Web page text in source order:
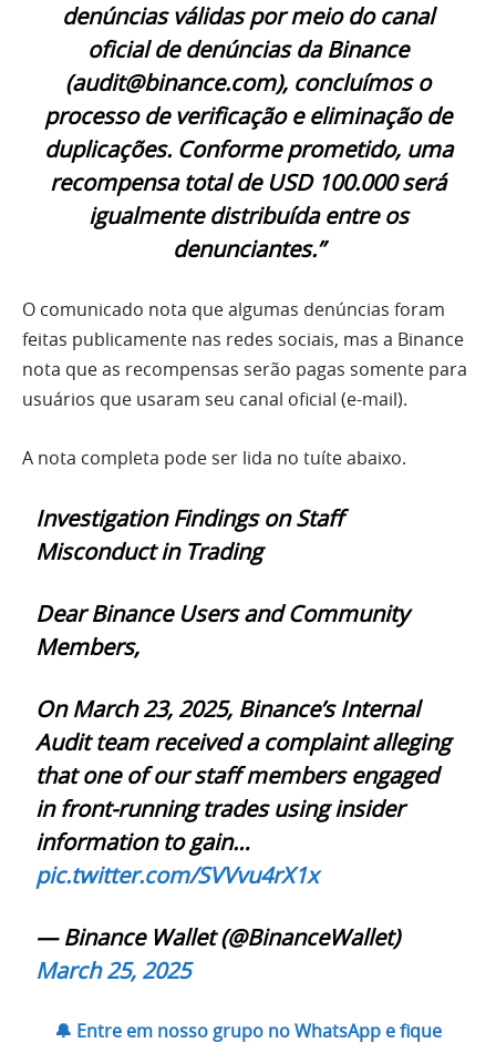
denúncias válidas por meio do canal
oficial de denúncias da Binance
(audit@binance.com), concluímos o
processo de verificação e eliminação de
duplicações. Conforme prometido, uma
recompensa total de USD 100.000 será
igualmente distribuída entre os
denunciantes.”
O comunicado nota que algumas denúncias foram
feitas publicamente nas redes sociais, mas a Binance
nota que as recompensas serão pagas somente para
usuários que usaram seu canal oficial (e-mail).
A nota completa pode ser lida no tuíte abaixo.
Investigation Findings on Staff
Misconduct in Trading
Dear Binance Users and Community
Members,
On March 23, 2025, Binance’s Internal
Audit team received a complaint alleging
that one of our staff members engaged
in front-running trades using insider
information to gain…
pic.twitter.com/SVVvu4rX1x
— Binance Wallet (@BinanceWallet)
March 25, 2025
🔔 Entre em nosso grupo no WhatsApp e fique